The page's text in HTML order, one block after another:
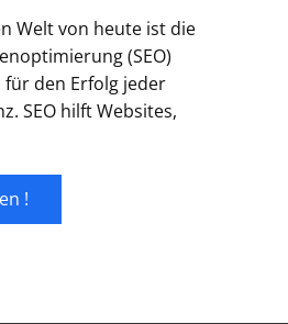
Welt von heute ist die
(SEO)
den Erfolg jeder
SEO hilft Websites,
!